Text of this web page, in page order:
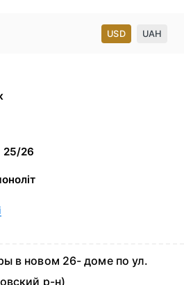
USD UAH
25/26
в новом 26- доме по ул.
р-н)